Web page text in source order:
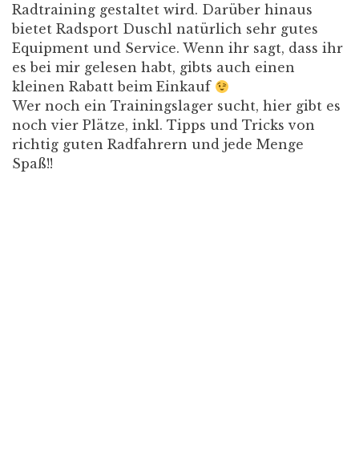
Radtraining gestaltet wird. Darüber hinaus
bietet Radsport Duschl natürlich sehr gutes
Equipment und Service. Wenn ihr sagt, dass ihr
es bei mir gelesen habt, gibts auch einen
kleinen Rabatt beim Einkauf
Wer noch ein Trainingslager sucht, hier gibt es
noch vier Plätze, inkl. Tipps und Tricks von
richtig guten Radfahrern und jede Menge
Spaß!!